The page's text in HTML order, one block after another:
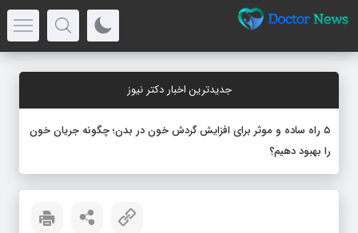
جدیدترین اخبار دکتر نیوز
۵ راه ساده و موثر برای افزایش گردش خون در بدن؛ چگونه جریان خون
را بهبود دهیم؟